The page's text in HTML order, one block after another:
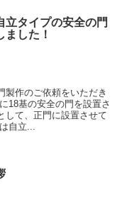
立タイプの安全の門
ました！
製作のご依頼をいただき
18基の安全の門を設置さ
して、正門に設置させて
自立...